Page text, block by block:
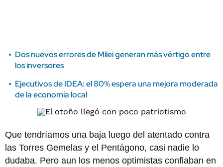
Dos nuevos errores de Milei generan más vértigo entre
los inversores
Ejecutivos de IDEA: el 80% espera una mejora moderada
de la economía local
Que tendríamos una baja luego del atentado contra
las Torres Gemelas y el Pentágono, casi nadie lo
dudaba. Pero aun los menos optimistas confiaban en